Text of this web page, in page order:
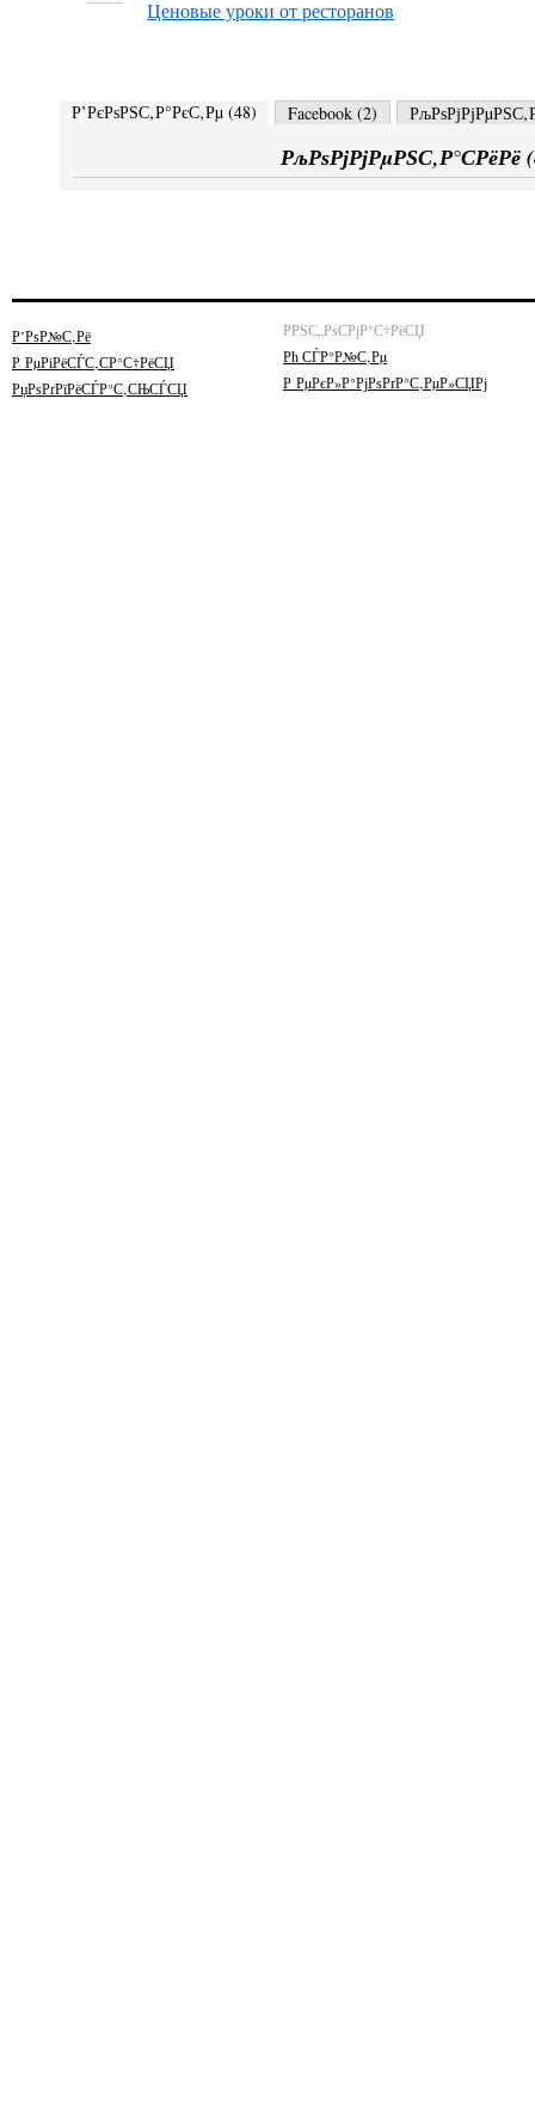
Ценовые уроки от ресторанов
Р’РєРѕРЅС‚Р°РєС‚Рµ (48) Facebook (2)
РљРѕРјРјРµРЅС‚Р°СРёРё (
Р’РѕР№С‚Рё
Р РµРіРёСЃС‚СР°С†РёСЏ
РџРѕРґРїРёСЃР°С‚СЊСЃСЏ
РРЅС„РѕСРјР°С†РёСЏ
Рћ СЃР°Р№С‚Рµ
Р РµРєР»Р°РјРѕРґР°С‚РµР»СЏРј